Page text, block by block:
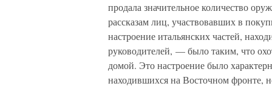
продала значительное количество
рассказам лиц, участвовавших в
настроение итальянских частей,
руководителей, — было таким, что
домой. Это настроение было
находившихся на Восточном фронте,